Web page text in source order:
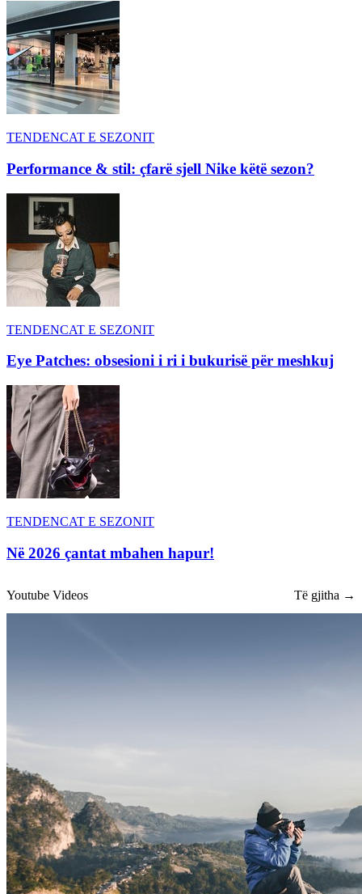
TENDENCAT E SEZONIT
Performance & stil: çfarë sjell Nike këtë sezon?
TENDENCAT E SEZONIT
Eye Patches: obsesioni i ri i bukurisë për meshkuj
TENDENCAT E SEZONIT
Në 2026 çantat mbahen hapur!
Youtube Videos Të gjitha →